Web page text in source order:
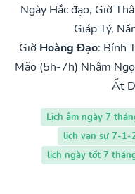
Ngày Hắc đạo, Giờ
Giáp Tý,
Giờ Hoàng Đạo: Bính
Mão (5h-7h) Nhâm
Ất
Lịch âm ngày 7
lịch vạn sự 7-1-
lịch ngày tốt 7